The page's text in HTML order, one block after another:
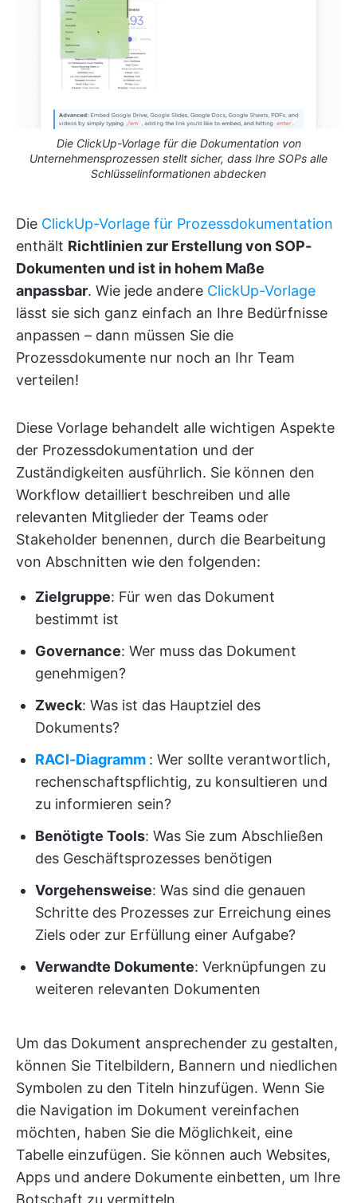
Die ClickUp-Vorlage für die Dokumentation von
Unternehmensprozessen stellt sicher, dass Ihre SOPs alle
Schlüsselinformationen abdecken
Die ClickUp-Vorlage für Prozessdokumentation
enthält Richtlinien zur Erstellung von SOP-
Dokumenten und ist in hohem Maße
anpassbar. Wie jede andere ClickUp-Vorlage
lässt sie sich ganz einfach an Ihre Bedürfnisse
anpassen – dann müssen Sie die
Prozessdokumente nur noch an Ihr Team
verteilen!
Diese Vorlage behandelt alle wichtigen Aspekte
der Prozessdokumentation und der
Zuständigkeiten ausführlich. Sie können den
Workflow detailliert beschreiben und alle
relevanten Mitglieder der Teams oder
Stakeholder benennen, durch die Bearbeitung
von Abschnitten wie den folgenden:
Zielgruppe: Für wen das Dokument
bestimmt ist
Governance: Wer muss das Dokument
genehmigen?
Zweck: Was ist das Hauptziel des
Dokuments?
RACI-Diagramm : Wer sollte verantwortlich,
rechenschaftspflichtig, zu konsultieren und
zu informieren sein?
Benötigte Tools: Was Sie zum Abschließen
des Geschäftsprozesses benötigen
Vorgehensweise: Was sind die genauen
Schritte des Prozesses zur Erreichung eines
Ziels oder zur Erfüllung einer Aufgabe?
Verwandte Dokumente: Verknüpfungen zu
weiteren relevanten Dokumenten
Um das Dokument ansprechender zu gestalten,
können Sie Titelbildern, Bannern und niedlichen
Symbolen zu den Titeln hinzufügen. Wenn Sie
die Navigation im Dokument vereinfachen
möchten, haben Sie die Möglichkeit, eine
Tabelle einzufügen. Sie können auch Websites,
Apps und andere Dokumente einbetten, um Ihre
Botschaft zu vermitteln.